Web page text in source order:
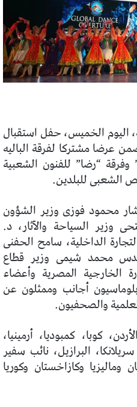
اليوم الخميس، حفل استقبال
عرضا مشتركا لفرقة الباليه
وفرقة “رضا” للفنون الشعبية
الشعبى للبلدين.
محمود فوزى وزير الشؤون
وزير السياحة والآثار، د.
الداخلية، سامح الحفنى
محمد شيمى وزير قطاع
الخارجية المصرية وأعضاء
أجانب وممثلون عن
والصحفيون.
كوبا، كمبوديا، أرمينيا،
البرازيل، نائب سفير
وماليزيا وكازاخستان وكوريا